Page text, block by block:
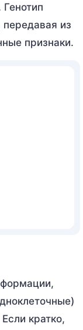
передавая из
признаки.
кратко,